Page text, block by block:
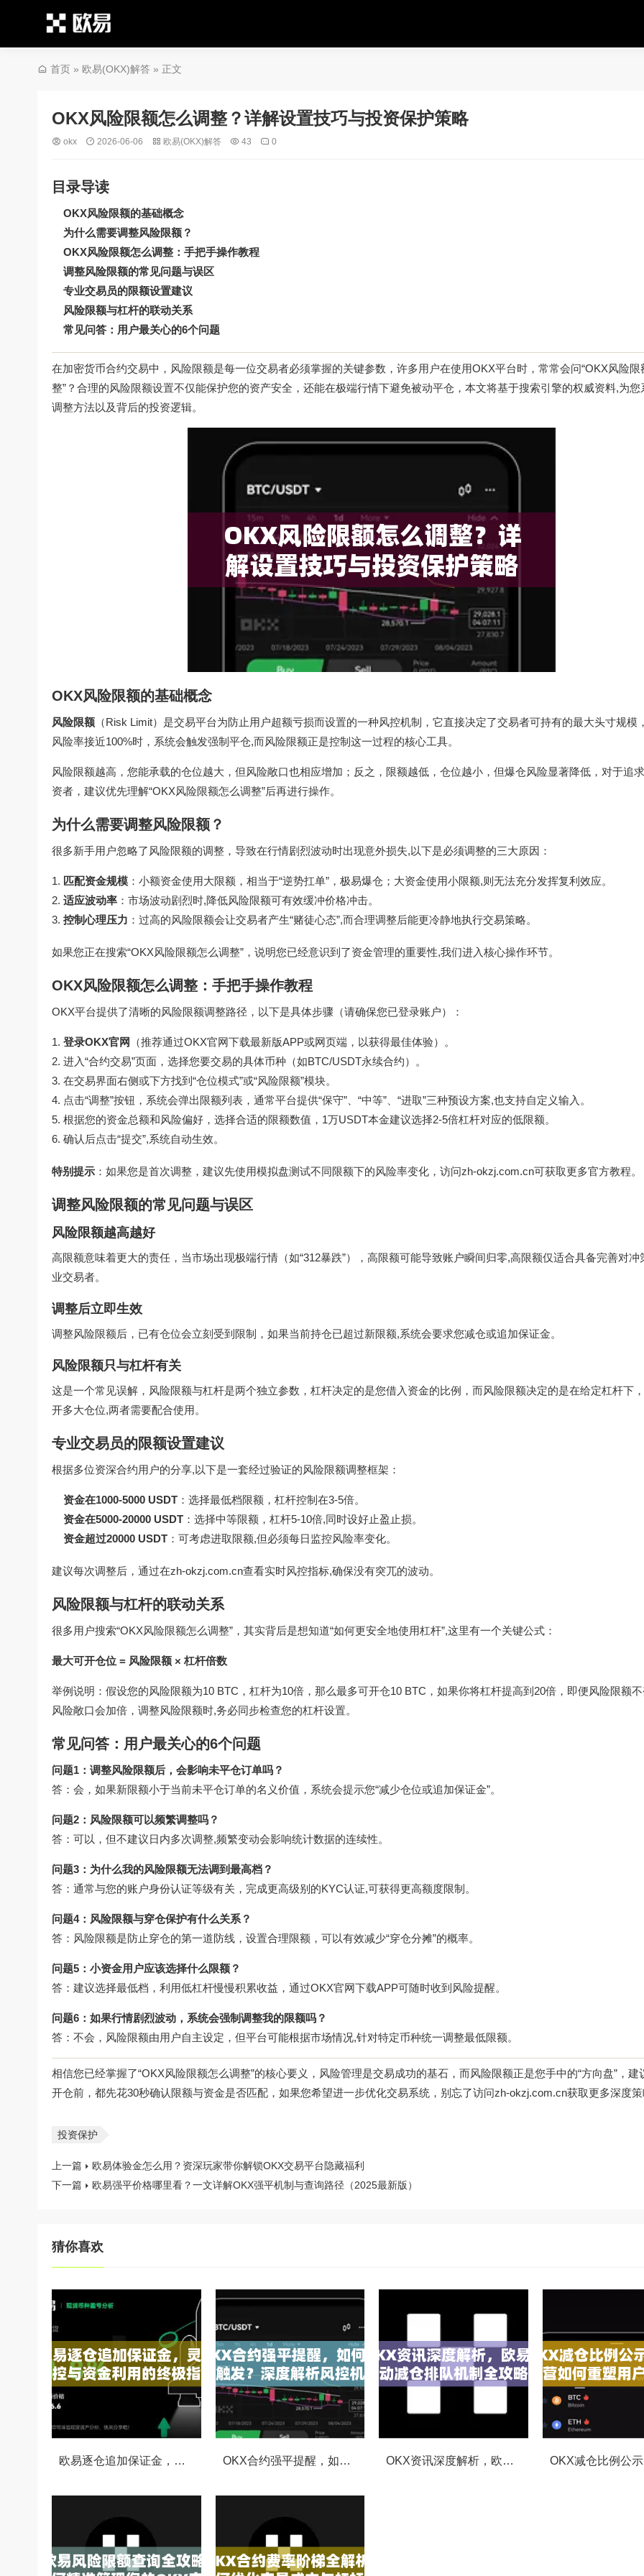
首页 » 欧易(OKX)解答 » 正文
OKX风险限额怎么调整？详解设置技巧与投资保护策略
okx 2026-06-06 欧易(OKX)解答 43 0
目录导读
OKX风险限额的基础概念
为什么需要调整风险限额？
OKX风险限额怎么调整：手把手操作教程
调整风险限额的常见问题与误区
专业交易员的限额设置建议
风险限额与杠杆的联动关系
常见问答：用户最关心的6个问题
在加密货币合约交易中，风险限额是每一位交易者必须掌握的关键参数，许多用户在使用OKX平台时，常常会问“OKX风险限
整”？合理的风险限额设置不仅能保护您的资产安全，还能在极端行情下避免被动平仓，本文将基于搜索引擎的权威资料,为您
调整方法以及背后的投资逻辑。
OKX风险限额的基础概念
风险限额 （Risk Limit）是交易平台为防止用户超额亏损而设置的一种风控机制，它直接决定了交易者可持有的最大头寸规模
风险率接近100%时，系统会触发强制平仓,而风险限额正是控制这一过程的核心工具。
风险限额越高，您能承载的仓位越大，但风险敞口也相应增加；反之，限额越低，仓位越小，但爆仓风险显著降低，对于追
资者，建议优先理解“OKX风险限额怎么调整”后再进行操作。
为什么需要调整风险限额？
很多新手用户忽略了风险限额的调整，导致在行情剧烈波动时出现意外损失,以下是必须调整的三大原因：
匹配资金规模 ：小额资金使用大限额，相当于“逆势扛单”，极易爆仓；大资金使用小限额,则无法充分发挥复利效应。
适应波动率 ：市场波动剧烈时,降低风险限额可有效缓冲价格冲击。
控制心理压力 ：过高的风险限额会让交易者产生“赌徒心态”,而合理调整后能更冷静地执行交易策略。
如果您正在搜索“OKX风险限额怎么调整”，说明您已经意识到了资金管理的重要性,我们进入核心操作环节。
OKX风险限额怎么调整：手把手操作教程
OKX平台提供了清晰的风险限额调整路径，以下是具体步骤（请确保您已登录账户）：
登录OKX官网 （推荐通过OKX官网下载最新版APP或网页端，以获得最佳体验）。
进入“合约交易”页面，选择您要交易的具体币种（如BTC/USDT永续合约）。
在交易界面右侧或下方找到“仓位模式”或“风险限额”模块。
点击“调整”按钮，系统会弹出限额列表，通常平台提供“保守”、“中等”、“进取”三种预设方案,也支持自定义输入。
根据您的资金总额和风险偏好，选择合适的限额数值，1万USDT本金建议选择2-5倍杠杆对应的低限额。
确认后点击“提交”,系统自动生效。
特别提示 ：如果您是首次调整，建议先使用模拟盘测试不同限额下的风险率变化，访问zh-okzj.com.cn可获取更多官方教程。
调整风险限额的常见问题与误区
风险限额越高越好
高限额意味着更大的责任，当市场出现极端行情（如“312暴跌”），高限额可能导致账户瞬间归零,高限额仅适合具备完善对冲
业交易者。
调整后立即生效
调整风险限额后，已有仓位会立刻受到限制，如果当前持仓已超过新限额,系统会要求您减仓或追加保证金。
风险限额只与杠杆有关
这是一个常见误解，风险限额与杠杆是两个独立参数，杠杆决定的是您借入资金的比例，而风险限额决定的是在给定杠杆下
开多大仓位,两者需要配合使用。
专业交易员的限额设置建议
根据多位资深合约用户的分享,以下是一套经过验证的风险限额调整框架：
资金在1000-5000 USDT ：选择最低档限额，杠杆控制在3-5倍。
资金在5000-20000 USDT ：选择中等限额，杠杆5-10倍,同时设好止盈止损。
资金超过20000 USDT ：可考虑进取限额,但必须每日监控风险率变化。
建议每次调整后，通过在zh-okzj.com.cn查看实时风控指标,确保没有突兀的波动。
风险限额与杠杆的联动关系
很多用户搜索“OKX风险限额怎么调整”，其实背后是想知道“如何更安全地使用杠杆”,这里有一个关键公式：
最大可开仓位 = 风险限额 × 杠杆倍数
举例说明：假设您的风险限额为10 BTC，杠杆为10倍，那么最多可开仓10 BTC，如果你将杠杆提高到20倍，即便风险限额
风险敞口会加倍，调整风险限额时,务必同步检查您的杠杆设置。
常见问答：用户最关心的6个问题
问题1：调整风险限额后，会影响未平仓订单吗？
答：会，如果新限额小于当前未平仓订单的名义价值，系统会提示您“减少仓位或追加保证金”。
问题2：风险限额可以频繁调整吗？
答：可以，但不建议日内多次调整,频繁变动会影响统计数据的连续性。
问题3：为什么我的风险限额无法调到最高档？
答：通常与您的账户身份认证等级有关，完成更高级别的KYC认证,可获得更高额度限制。
问题4：风险限额与穿仓保护有什么关系？
答：风险限额是防止穿仓的第一道防线，设置合理限额，可以有效减少“穿仓分摊”的概率。
问题5：小资金用户应该选择什么限额？
答：建议选择最低档，利用低杠杆慢慢积累收益，通过OKX官网下载APP可随时收到风险提醒。
问题6：如果行情剧烈波动，系统会强制调整我的限额吗？
答：不会，风险限额由用户自主设定，但平台可能根据市场情况,针对特定币种统一调整最低限额。
相信您已经掌握了“OKX风险限额怎么调整”的核心要义，风险管理是交易成功的基石，而风险限额正是您手中的“方向盘”，建
开仓前，都先花30秒确认限额与资金是否匹配，如果您希望进一步优化交易系统，别忘了访问zh-okzj.com.cn获取更多深度
投资保护
上一篇
欧易体验金怎么用？资深玩家带你解锁OKX交易平台隐藏福利
下一篇
欧易强平价格哪里看？一文详解OKX强平机制与查询路径（2025最新版）
猜你喜欢
欧易逐仓追加保证金，灵活风控与资金利用的终极指南 OKX合约强平提醒，如何避免触发？深度解析风控机制与应对策略 OKX资讯深度解析，欧易自动减仓排队机制全攻略